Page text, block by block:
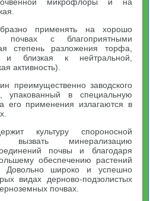
применять на хорошо
почвах с благоприятными
степень разложения торфа,
и близкая к нейтральной,
активность).
преимущественно заводского
упакованный в специальную
его применения излагаются в
культуру спороносной
вызвать минерализацию
почвы и благодаря
обеспечению растений
широко и успешно
видах дерново-подзолистых
почвах.